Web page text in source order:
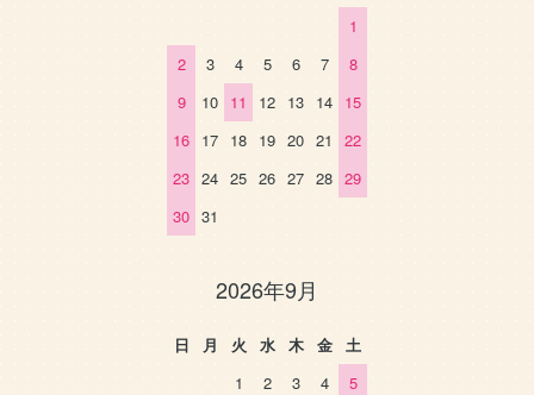
1
2
3 4 5 6 7
8
9
10 11 12 13 14 15
16 17 18 19 20 21
22
23 24 25 26 27 28 29
30 31
2026年9月
日 月 火 水 木 金
土
1
2 3 4
5